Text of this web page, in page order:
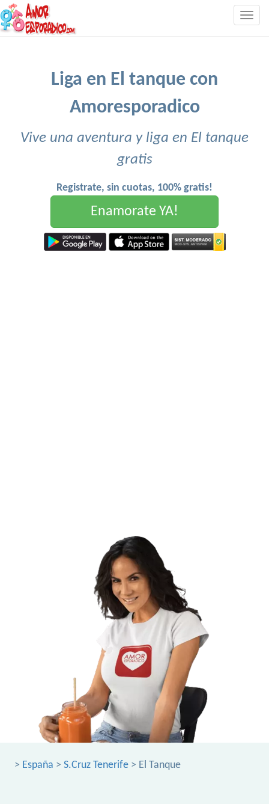
Liga en El tanque con
Amoresporadico
Vive una aventura y liga en El tanque
gratis
Registrate, sin cuotas, 100% gratis!
Enamorate YA!
> España > S.Cruz Tenerife > El Tanque